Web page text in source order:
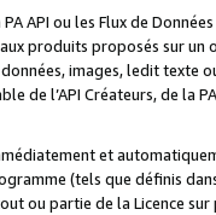
PA API ou les Flux de
produits proposés sur un
images, ledit texte
de l’API Créateurs, de la
et
(tels que définis
ou partie de la Licence